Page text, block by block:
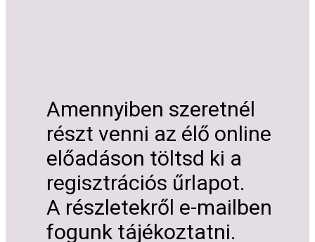
Amennyiben szeretnél
részt venni az élő online
előadáson töltsd ki a
regisztrációs űrlapot.
A részletekről e-mailben
fogunk tájékoztatni.